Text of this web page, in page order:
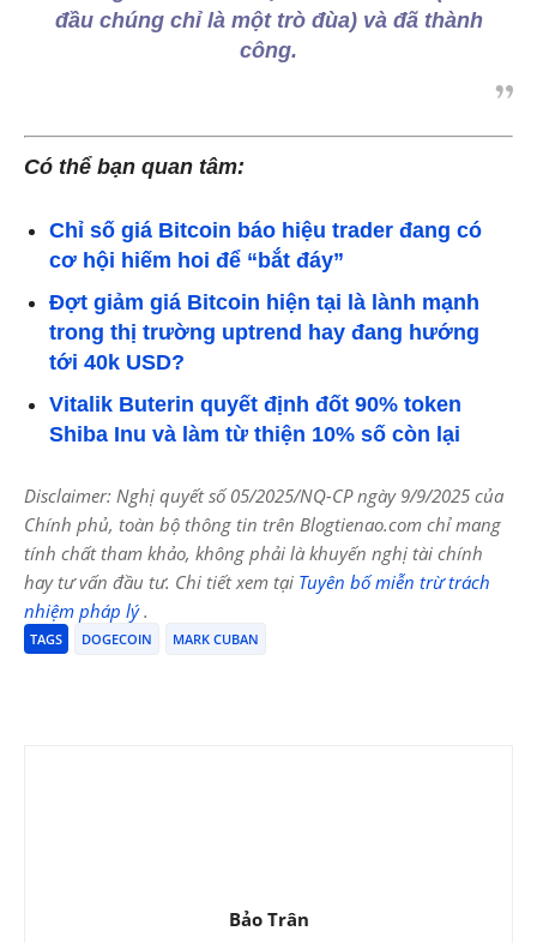
đầu chúng chỉ là một trò đùa) và đã thành
công.
Có thể bạn quan tâm:
Chỉ số giá Bitcoin báo hiệu trader đang có
cơ hội hiếm hoi để “bắt đáy”
Đợt giảm giá Bitcoin hiện tại là lành mạnh
trong thị trường uptrend hay đang hướng
tới 40k USD?
Vitalik Buterin quyết định đốt 90% token
Shiba Inu và làm từ thiện 10% số còn lại
Disclaimer: Nghị quyết số 05/2025/NQ-CP ngày 9/9/2025 của
Chính phủ, toàn bộ thông tin trên Blogtienao.com chỉ mang
tính chất tham khảo, không phải là khuyến nghị tài chính
hay tư vấn đầu tư. Chi tiết xem tại Tuyên bố miễn trừ trách
nhiệm pháp lý.
TAGS DOGECOIN MARK CUBAN
Bảo Trân